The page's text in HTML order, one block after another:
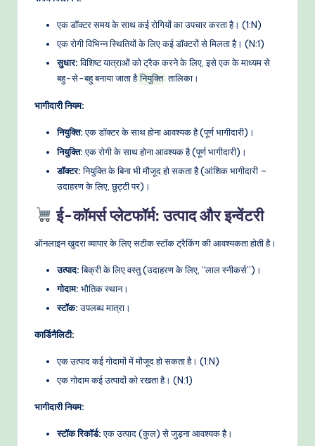
एक डॉक्टर समय के साथ कई रोगियों का उपचार करता है। (1:N)
एक रोगी विभिन्न स्थितियों के लिए कई डॉक्टरों से मिलता है। (N:1)
सुधार:विशिष्ट यात्राओं को ट्रैक करने के लिए, इसे एक के माध्यम से
बहु-से-बहु बनाया जाता है नियुक्ति तालिका।
भागीदारी नियम:
नियुक्ति:एक डॉक्टर के साथ होना आवश्यक है (पूर्ण भागीदारी)।
नियुक्ति:एक रोगी के साथ होना आवश्यक है (पूर्ण भागीदारी)।
डॉक्टर:नियुक्ति के बिना भी मौजूद हो सकता है (आंशिक भागीदारी –
उदाहरण के लिए, छुट्टी पर)।
ई-कॉमर्स प्लेटफॉर्म: उत्पाद और इन्वेंटरी
ऑनलाइन खुदरा व्यापार के लिए सटीक स्टॉक ट्रैकिंग की आवश्यकता होती है।
उत्पाद:बिक्री के लिए वस्तु (उदाहरण के लिए, “लाल स्नीकर्स”)।
गोदाम: भौतिक स्थान।
स्टॉक:उपलब्ध मात्रा।
कार्डिनैलिटी:
एक उत्पाद कई गोदामों में मौजूद हो सकता है। (1:N)
एक गोदाम कई उत्पादों को रखता है। (N:1)
भागीदारी नियम:
स्टॉक रिकॉर्ड:एक उत्पाद (कुल) से जुड़ना आवश्यक है।